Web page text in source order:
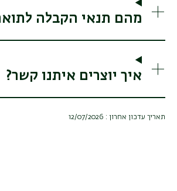
מהם תנאי הקבלה
איך יוצרים איתנו קשר?
תאריך עדכון אחרון : 12/07/2026